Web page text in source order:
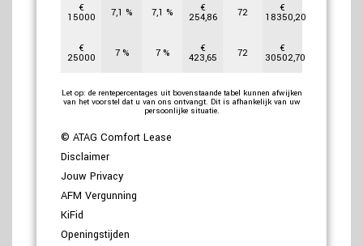
€
15000 7,1 % 7,1 % €
254,86 72 €
18350,20
€
25000 7 % 7 % €
423,65 72 €
30502,70
Let op: de rentepercentages uit bovenstaande tabel kunnen afwijken
van het voorstel dat u van ons ontvangt. Dit is afhankelijk van uw
persoonlijke situatie.
© ATAG Comfort Lease
Disclaimer
Jouw Privacy
AFM Vergunning
KiFid
Openingstijden